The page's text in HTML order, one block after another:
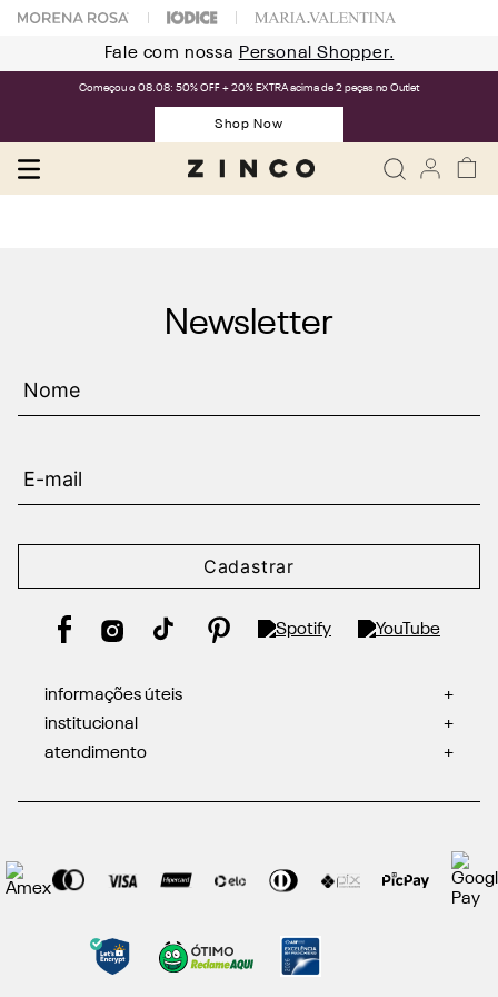
Fale com nossa Personal Shopper.
Começou o 08.08: 50% OFF + 20% EXTRA acima de 2 peças no Outlet
Shop Now
Newsletter
Cadastrar
informações úteis
+
institucional
+
atendimento
+